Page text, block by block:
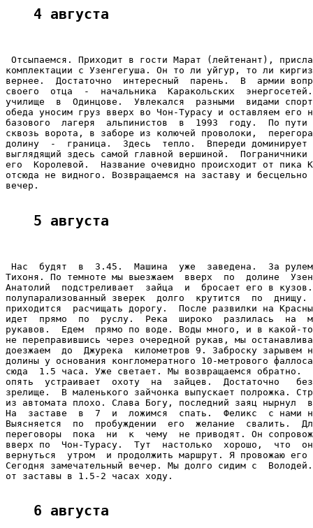
4 августа
Отсыпаемся. Приходит в гости Марат (лейтенант),
комплектации с Узенгегуша. Он то ли уйгур, то ли
вернее.  Достаточно  интересный  парень.  В  армии
своего  отца  -  начальника  Каракольских
училище  в  Одинцове.  Увлекался  разными  видами
обеда уносим груз вверх во Чон-Турасу и оставляем его
базового  лагеря  альпинистов  в  1993  году.  По пути
сквозь ворота, в заборе из колючей проволоки,
долину  -  граница.  Здесь  тепло.  Впереди доминирует
выглядящий здесь самой главной вершиной.  Пограничники
его  Королевой.  Название очевидно происходит от пика
отсюда не видного. Возвращаемся на заставу и бесцельно
вечер.
5 августа
Нас  будят  в  3.45.  Машина  уже  заведена.  За рулем
Тихоня. По темноте мы выезжаем  вверх  по  долине
Анатолий  подстреливает  зайца  и  бросает его в
полупарализованный зверек  долго  крутится  по  днищу.
приходится  расчищать дорогу.  После развилки на
идет  прямо  по  руслу.  Река  широко  разлилась  на
рукавов.  Едем  прямо по воде. Воды много, и в какой-
не переправившись через очередной рукав, мы
доезжаем  до  Джурека  километров 9. Заброску зарывем
долины у основания конгломератного 10-метрового
сюда  1.5 часа. Уже светает. Мы возвращаемся обратно.
опять  устраивает  охоту  на  зайцев.  Достаточно
зрелище.  В маленького зайчонка выпускает полрожка.
из автомата плохо. Слава Богу, последний заяц нырнул
На  заставе  в  7  и  ложимся  спать.  Феликс  с нами
Выясняется  по  пробуждении  его  желание  свалить.
переговоры  пока  ни  к  чему  не приводят. Он
вверх по  Чон-Турасу.  Тут  настолько  хорошо,  что
вернуться  утром  и продолжить маршрут. Я провожаю его
Сегодня замечательный вечер. Мы долго сидим с
от заставы в 1.5-2 часах ходу.
6 августа